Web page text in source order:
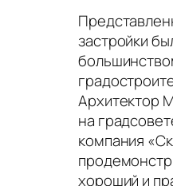
застройки
Архитектор
на
компания
хороший и